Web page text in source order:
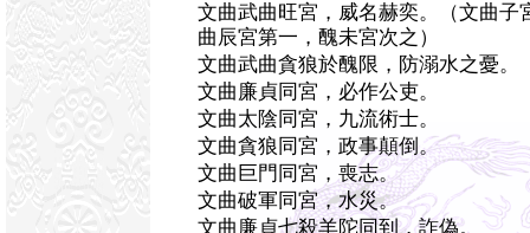
文曲武曲旺宮，威名赫奕。（文曲子
曲辰宮第一，醜未宮次之）
文曲武曲貪狼於醜限，防溺水之憂。
文曲廉貞同宮，必作公吏。
文曲太陰同宮，九流術士。
文曲貪狼同宮，政事顛倒。
文曲巨門同宮，喪志。
文曲破軍同宮，水災。
文曲廉貞七殺羊陀同到，詐偽。